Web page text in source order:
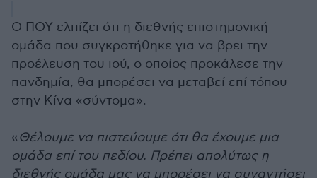
Ο ΠΟΥ ελπίζει ότι η διεθνής επιστημονική
ομάδα που συγκροτήθηκε για να βρει την
προέλευση του ιού, ο οποίος προκάλεσε την
πανδημία, θα μπορέσει να μεταβεί επί τόπου
στην Κίνα «σύντομα».
«Θέλουμε να πιστεύουμε ότι θα έχουμε μια
ομάδα επί του πεδίου. Πρέπει απολύτως η
διεθνής ομάδα μας να μπορέσει να συναντήσει